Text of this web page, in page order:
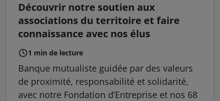
Découvrir notre soutien aux
associations du territoire et faire
connaissance avec nos élus
1 min de lecture
Banque mutualiste guidée par des valeurs
de proximité, responsabilité et solidarité,
avec notre Fondation d’Entreprise et nos 68